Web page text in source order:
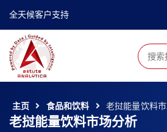
全天候客户支持
主页 食品和饮料 老挝能量饮料
老挝能量饮料市场分析